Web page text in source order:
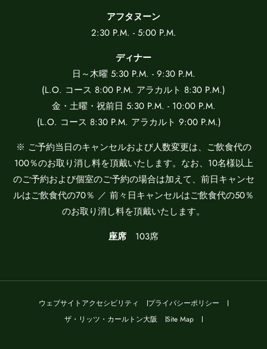
アフタヌーン
2:30 P.M. - 5:00 P.M.
ディナー
日～木曜 5:30 P.M. - 9:30 P.M.
(L.O. コース 8:00 P.M. アラカルト 8:30 P.M.)
金・土曜・祝前日 5:30 P.M. - 10:00 P.M.
(L.O. コース 8:30 P.M. アラカルト 9:00 P.M.)
※ ご予約当日のキャンセルおよび人数変更は、ご飲食代の
100％のお取り消し料を頂戴いたします。なお、10名様以上
のご予約および個室のご予約の場合は加えて、前日キャンセ
ルはご飲食代の70％ ／ 前々日キャンセルはご飲食代の50％
のお取り消し料を頂戴いたします。
座席 103席
ウェブサイトアクセシビリティ
プライバシーポリシー
ザ・リッツ・カールトン大阪
Site Map